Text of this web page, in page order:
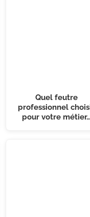
Quel feutre
professionnel
pour votre